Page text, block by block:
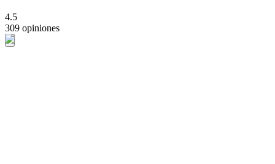
4.5
309 opiniones